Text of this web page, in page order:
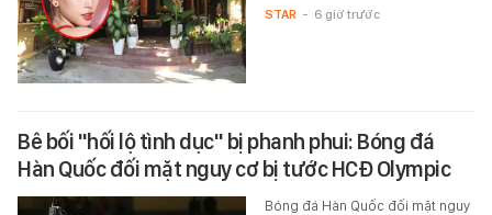
STAR - 6 giờ trước
Bê bối "hối lộ tình dục" bị phanh phui: Bóng đá
Hàn Quốc đối mặt nguy cơ bị tước HCĐ Olympic
Bóng đá Hàn Quốc đối mặt nguy